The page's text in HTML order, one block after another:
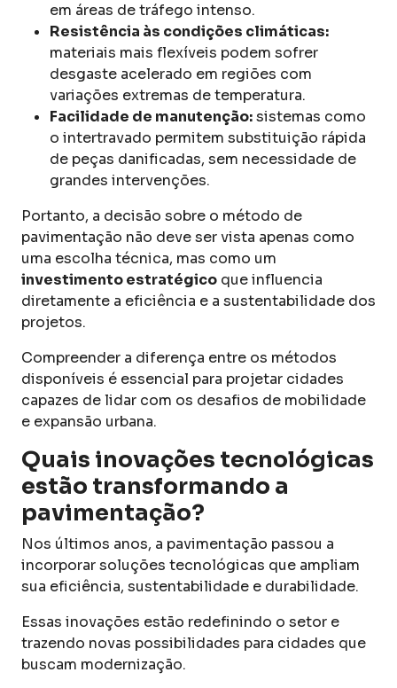
em áreas de tráfego intenso.
Resistência às condições climáticas:
materiais mais flexíveis podem sofrer
desgaste acelerado em regiões com
variações extremas de temperatura.
Facilidade de manutenção:sistemas como
o intertravado permitem substituição rápida
de peças danificadas, sem necessidade de
grandes intervenções.
Portanto, a decisão sobre o método de
pavimentação não deve ser vista apenas como
uma escolha técnica, mas como um
investimento estratégico que influencia
diretamente a eficiência e a sustentabilidade dos
projetos.
Compreender a diferença entre os métodos
disponíveis é essencial para projetar cidades
capazes de lidar com os desafios de mobilidade
e expansão urbana.
Quais inovações tecnológicas
estão transformando a
pavimentação?
Nos últimos anos, a pavimentação passou a
incorporar soluções tecnológicas que ampliam
sua eficiência, sustentabilidade e durabilidade.
Essas inovações estão redefinindo o setor e
trazendo novas possibilidades para cidades que
buscam modernização.